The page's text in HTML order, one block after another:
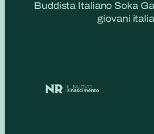
Buddista Italiano Soka
giovani